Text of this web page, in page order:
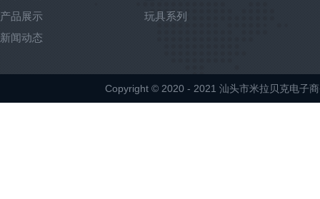
产品展示
新闻动态
玩具系列
Copyright © 2020 - 2021 汕头市米拉贝克电子